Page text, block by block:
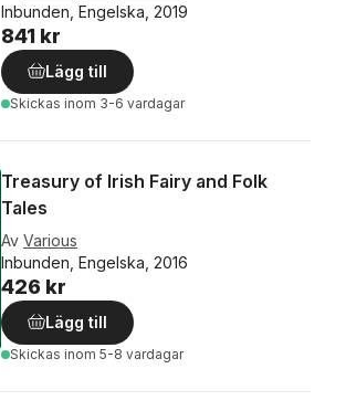
Inbunden, Engelska, 2019
841 kr
Lägg till
Skickas inom 3-6 vardagar
Treasury of Irish Fairy and Folk
Tales
Av Various
Inbunden, Engelska, 2016
426 kr
Lägg till
Skickas inom 5-8 vardagar